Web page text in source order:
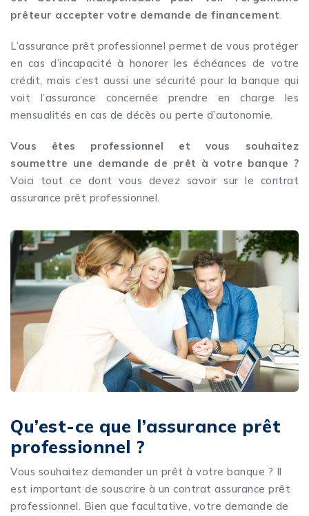
prêteur accepter votre demande de financement.
L’assurance prêt professionnel permet de vous protéger
en cas d’incapacité à honorer les échéances de votre
crédit, mais c’est aussi une sécurité pour la banque qui
voit l’assurance concernée prendre en charge les
mensualités en cas de décès ou perte d’autonomie.
Vous êtes professionnel et vous souhaitez
soumettre une demande de prêt à votre banque ?
Voici tout ce dont vous devez savoir sur le contrat
assurance prêt professionnel.
Qu’est-ce que l’assurance prêt
professionnel ?
Vous souhaitez demander un prêt à votre banque ? Il
est important de souscrire à un contrat assurance prêt
professionnel. Bien que facultative, votre demande de